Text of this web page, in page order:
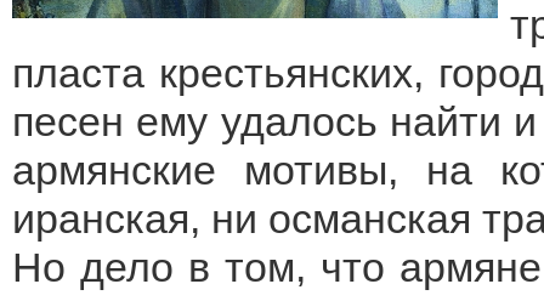
пласта крестьянских,
песен ему удалось найти
армянские мотивы, на
иранская, ни османская
Но дело в том, что